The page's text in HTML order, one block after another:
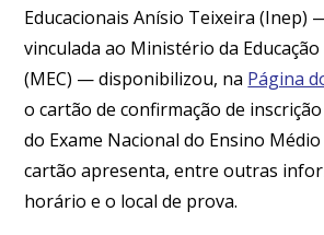
Educacionais Anísio Teixeira (Inep)
vinculada ao Ministério da Educação
(MEC) — disponibilizou, na Página
o cartão de confirmação de
do Exame Nacional do Ensino Médio
cartão apresenta, entre outras
horário e o local de prova.